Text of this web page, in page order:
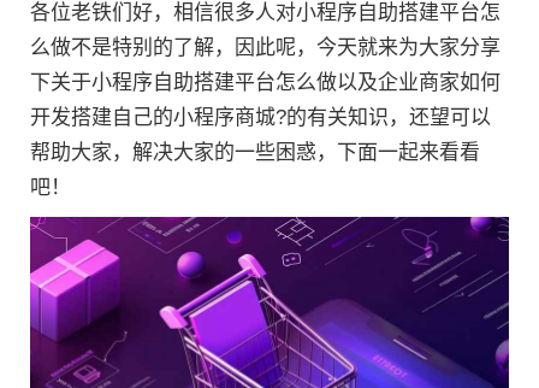
各位老铁们好，相信很多人对小程序自助搭建平台怎
么做不是特别的了解，因此呢，今天就来为大家分享
下关于小程序自助搭建平台怎么做以及企业商家如何
开发搭建自己的小程序商城?的有关知识，还望可以
帮助大家，解决大家的一些困惑，下面一起来看看
吧！